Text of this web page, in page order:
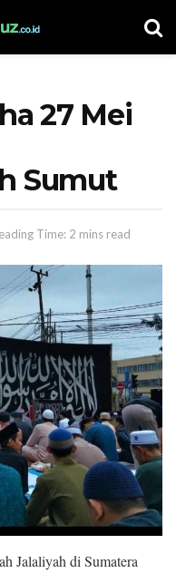
27 Mei
Sumut
Time: 2 mins read
Jalaliyah di Sumatera